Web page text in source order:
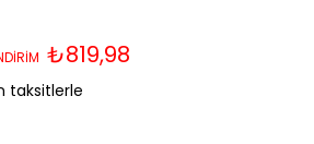
₺819,98
taksitlerle